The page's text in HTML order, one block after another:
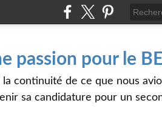
passion pour le
continuité de ce que nous
sa candidature pour un